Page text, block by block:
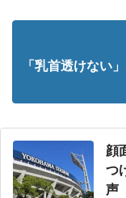
「乳首透けない
顔
つ
声